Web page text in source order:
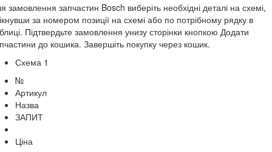
замовлення запчастин Bosch виберіть необхідні деталі на схемі,
за номером позиції на схемі або по потрібному рядку в
Підтвердьте замовлення унизу сторінки кнопкою Додати
до кошика. Завершіть покупку через кошик.
Схема 1
№
Артикул
Назва
ЗАПИТ
Ціна